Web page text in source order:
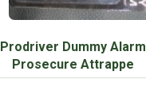
Prodriver Dummy Alarm
Prosecure Attrappe